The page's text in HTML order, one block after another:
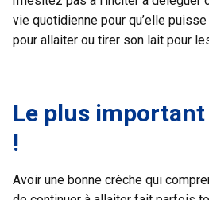
vie quotidienne pour qu’elle
pour allaiter ou tirer son lait pour
Le plus
!
Avoir une bonne crèche qui